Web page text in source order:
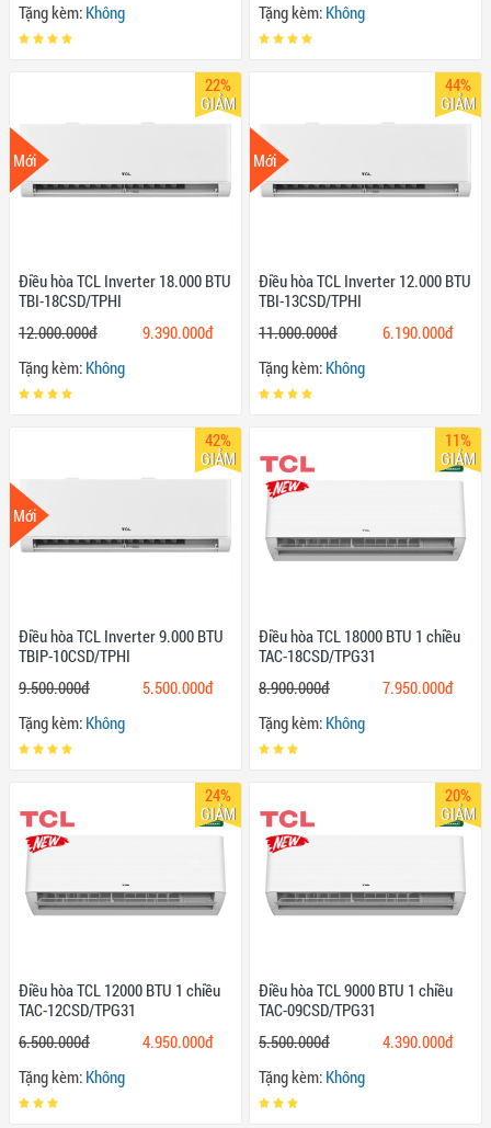
Tặng kèm: Không
Tặng kèm: Không
Điều hòa TCL Inverter 18.000 BTU
TBI-18CSD/TPHI
12.000.000đ
9.390.000đ
Tặng kèm: Không
Mới
22%
GIẢM
Điều hòa TCL Inverter 12.000 BTU
TBI-13CSD/TPHI
11.000.000đ
6.190.000đ
Tặng kèm: Không
Mới
44%
GIẢM
Điều hòa TCL Inverter 9.000 BTU
TBIP-10CSD/TPHI
9.500.000đ
5.500.000đ
Tặng kèm: Không
Mới
42%
GIẢM
Điều hòa TCL 18000 BTU 1 chiều
TAC-18CSD/TPG31
8.900.000đ
7.950.000đ
Tặng kèm: Không
11%
GIẢM
Điều hòa TCL 12000 BTU 1 chiều
TAC-12CSD/TPG31
6.500.000đ
4.950.000đ
Tặng kèm: Không
24%
GIẢM
Điều hòa TCL 9000 BTU 1 chiều
TAC-09CSD/TPG31
5.500.000đ
4.390.000đ
Tặng kèm: Không
20%
GIẢM